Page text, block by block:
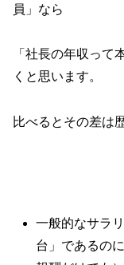
員」なら
「社長の年収って
くと思います。
比べるとその差は
一般的なサラ
台」であるの